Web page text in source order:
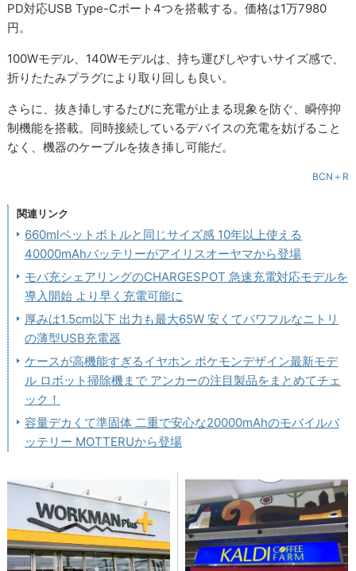
PD対応USB Type-Cポート4つを搭載する。価格は1万7980
円。
100Wモデル、140Wモデルは、持ち運びしやすいサイズ感で、
折りたたみプラグにより取り回しも良い。
さらに、抜き挿しするたびに充電が止まる現象を防ぐ、瞬停抑
制機能を搭載。同時接続しているデバイスの充電を妨げること
なく、機器のケーブルを抜き挿し可能だ。
BCN＋R
関連リンク
660mlペットボトルと同じサイズ感 10年以上使える
40000mAhバッテリーがアイリスオーヤマから登場
モバ充シェアリングのCHARGESPOT 急速充電対応モデルを
導入開始 より早く充電可能に
厚みは1.5cm以下 出力も最大65W 安くてパワフルなニトリ
の薄型USB充電器
ケースが高機能すぎるイヤホン ポケモンデザイン最新モデ
ル ロボット掃除機まで アンカーの注目製品をまとめてチェ
ック！
容量デカくて準固体 二重で安心な20000mAhのモバイルバ
ッテリー MOTTERUから登場